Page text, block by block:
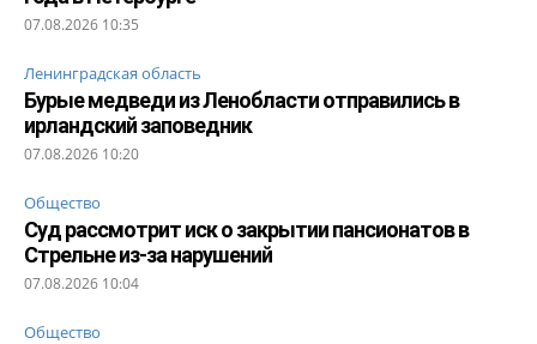
07.08.2026 10:35
Ленинградская область
Бурые медведи из Ленобласти отправились в
ирландский заповедник
07.08.2026 10:20
Общество
Суд рассмотрит иск о закрытии пансионатов в
Стрельне из-за нарушений
07.08.2026 10:04
Общество